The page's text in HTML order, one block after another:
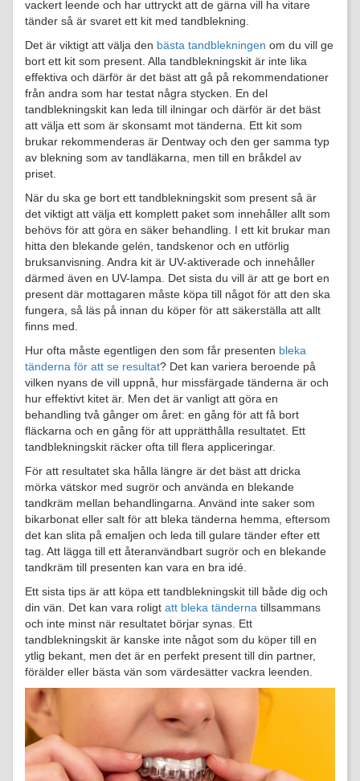
vackert leende och har uttryckt att de gärna vill ha vitare
tänder så är svaret ett kit med tandblekning.
Det är viktigt att välja den bästa tandblekningen om du vill ge
bort ett kit som present. Alla tandblekningskit är inte lika
effektiva och därför är det bäst att gå på rekommendationer
från andra som har testat några stycken. En del
tandblekningskit kan leda till ilningar och därför är det bäst
att välja ett som är skonsamt mot tänderna. Ett kit som
brukar rekommenderas är Dentway och den ger samma typ
av blekning som av tandläkarna, men till en bråkdel av
priset.
När du ska ge bort ett tandblekningskit som present så är
det viktigt att välja ett komplett paket som innehåller allt som
behövs för att göra en säker behandling. I ett kit brukar man
hitta den blekande gelén, tandskenor och en utförlig
bruksanvisning. Andra kit är UV-aktiverade och innehåller
därmed även en UV-lampa. Det sista du vill är att ge bort en
present där mottagaren måste köpa till något för att den ska
fungera, så läs på innan du köper för att säkerställa att allt
finns med.
Hur ofta måste egentligen den som får presenten bleka
tänderna för att se resultat? Det kan variera beroende på
vilken nyans de vill uppnå, hur missfärgade tänderna är och
hur effektivt kitet är. Men det är vanligt att göra en
behandling två gånger om året: en gång för att få bort
fläckarna och en gång för att upprätthålla resultatet. Ett
tandblekningskit räcker ofta till flera appliceringar.
För att resultatet ska hålla längre är det bäst att dricka
mörka vätskor med sugrör och använda en blekande
tandkräm mellan behandlingarna. Använd inte saker som
bikarbonat eller salt för att bleka tänderna hemma, eftersom
det kan slita på emaljen och leda till gulare tänder efter ett
tag. Att lägga till ett återanvändbart sugrör och en blekande
tandkräm till presenten kan vara en bra idé.
Ett sista tips är att köpa ett tandblekningskit till både dig och
din vän. Det kan vara roligt att bleka tänderna tillsammans
och inte minst när resultatet börjar synas. Ett
tandblekningskit är kanske inte något som du köper till en
ytlig bekant, men det är en perfekt present till din partner,
förälder eller bästa vän som värdesätter vackra leenden.